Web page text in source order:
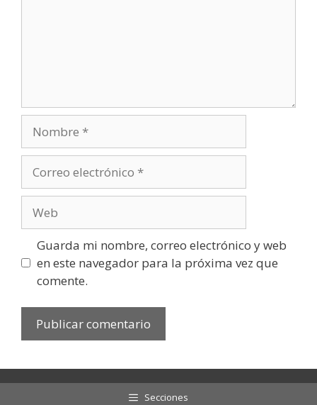
electrónico
Guarda mi nombre, correo electrónico y web
en este navegador para la próxima vez que
comente.
Secciones